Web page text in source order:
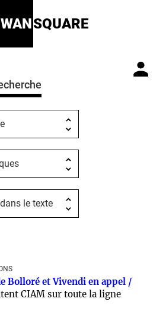
WANSQUARE
Bolloré et Vivendi en appel /
CIAM sur toute la ligne